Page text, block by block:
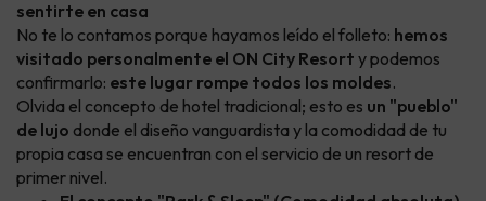
sentirte en casa
No te lo contamos porque hayamos leído el folleto: hemos
visitado personalmente el ON City Resort y podemos
confirmarlo: este lugar rompe todos los moldes.
Olvida el concepto de hotel tradicional; esto es un "pueblo"
de lujo donde el diseño vanguardista y la comodidad de tu
propia casa se encuentran con el servicio de un resort de
primer nivel.